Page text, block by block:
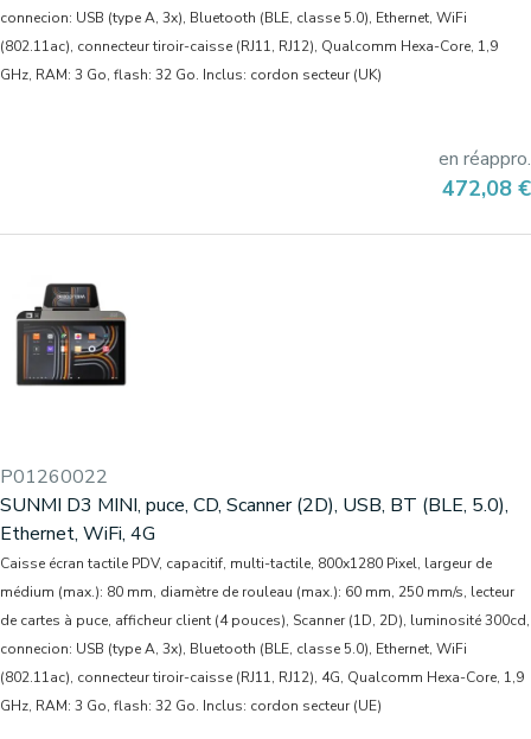
connecion: USB (type A, 3x), Bluetooth (BLE, classe 5.0), Ethernet, WiFi
(802.11ac), connecteur tiroir-caisse (RJ11, RJ12), Qualcomm Hexa-Core, 1,9
GHz, RAM: 3 Go, flash: 32 Go. Inclus: cordon secteur (UK)
en réappro.
Prix
472,08 €
P01260022
SUNMI D3 MINI, puce, CD, Scanner (2D), USB, BT (BLE, 5.0),
Ethernet, WiFi, 4G
Caisse écran tactile PDV, capacitif, multi-tactile, 800x1280 Pixel, largeur de
médium (max.): 80 mm, diamètre de rouleau (max.): 60 mm, 250 mm/s, lecteur
de cartes à puce, afficheur client (4 pouces), Scanner (1D, 2D), luminosité 300cd,
connecion: USB (type A, 3x), Bluetooth (BLE, classe 5.0), Ethernet, WiFi
(802.11ac), connecteur tiroir-caisse (RJ11, RJ12), 4G, Qualcomm Hexa-Core, 1,9
GHz, RAM: 3 Go, flash: 32 Go. Inclus: cordon secteur (UE)